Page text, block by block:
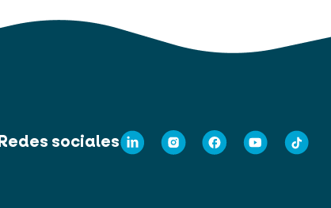
Redes sociales